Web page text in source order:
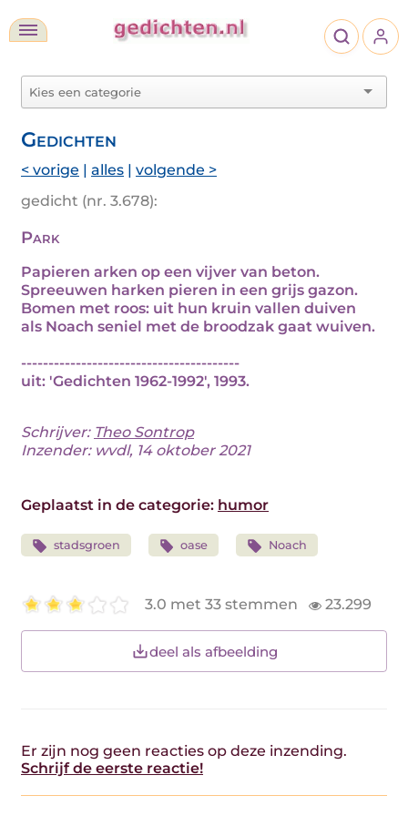
Gedichten
< vorige | alles | volgende >
gedicht (nr. 3.678):
Park
Papieren arken op een vijver van beton.
Spreeuwen harken pieren in een grijs gazon.
Bomen met roos: uit hun kruin vallen duiven
als Noach seniel met de broodzak gaat wuiven.
----------------------------------------
uit: 'Gedichten 1962-1992', 1993.
Schrijver: Theo Sontrop
Inzender: wvdl, 14 oktober 2021
Geplaatst in de categorie: humor
stadsgroen oase Noach
3.0 met 33 stemmen 23.299
deel als afbeelding
Er zijn nog geen reacties op deze inzending.
Schrijf de eerste reactie!